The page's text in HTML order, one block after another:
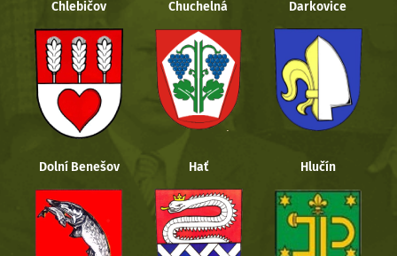
Chlebičov Chuchelná Darkovice
Dolní Benešov Hať Hlučín